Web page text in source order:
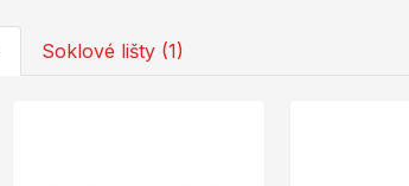
Soklové lišty (1)